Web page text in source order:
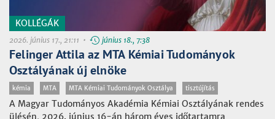
KOLLÉGÁK
2026. június 17., 21:11 • június 18., 7:38
Felinger Attila az MTA Kémiai Tudományok
Osztályának új elnöke
kémia MTA MTA Kémiai Tudományok Osztálya tisztújítás
A Magyar Tudományos Akadémia Kémiai Osztályának rendes
ülésén, 2026. június 16-án három éves időtartamra